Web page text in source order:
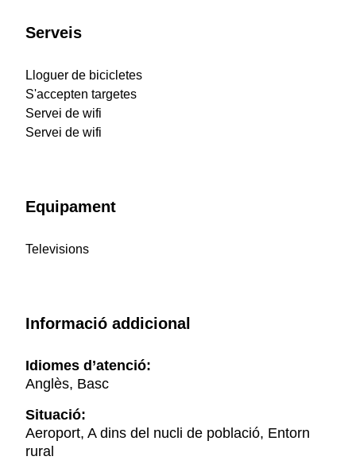
Serveis
Lloguer de bicicletes
S'accepten targetes
Servei de wifi
Servei de wifi
Equipament
Televisions
Informació addicional
Idiomes d’atenció:
Anglès, Basc
Situació:
Aeroport, A dins del nucli de població, Entorn
rural